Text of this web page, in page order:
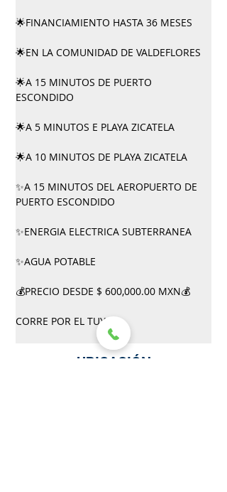
🌟FINANCIAMIENTO HASTA 36 MESES
🌟EN LA COMUNIDAD DE VALDEFLORES
🌟A 15 MINUTOS DE PUERTO
ESCONDIDO
🌟A 5 MINUTOS E PLAYA ZICATELA
🌟A 10 MINUTOS DE PLAYA ZICATELA
✨A 15 MINUTOS DEL AEROPUERTO DE
PUERTO ESCONDIDO
✨ENERGIA ELECTRICA SUBTERRANEA
✨AGUA POTABLE
💰PRECIO DESDE $ 600,000.00 MXN💰
CORRE POR EL TUYO ‼️
UBICACIÓN